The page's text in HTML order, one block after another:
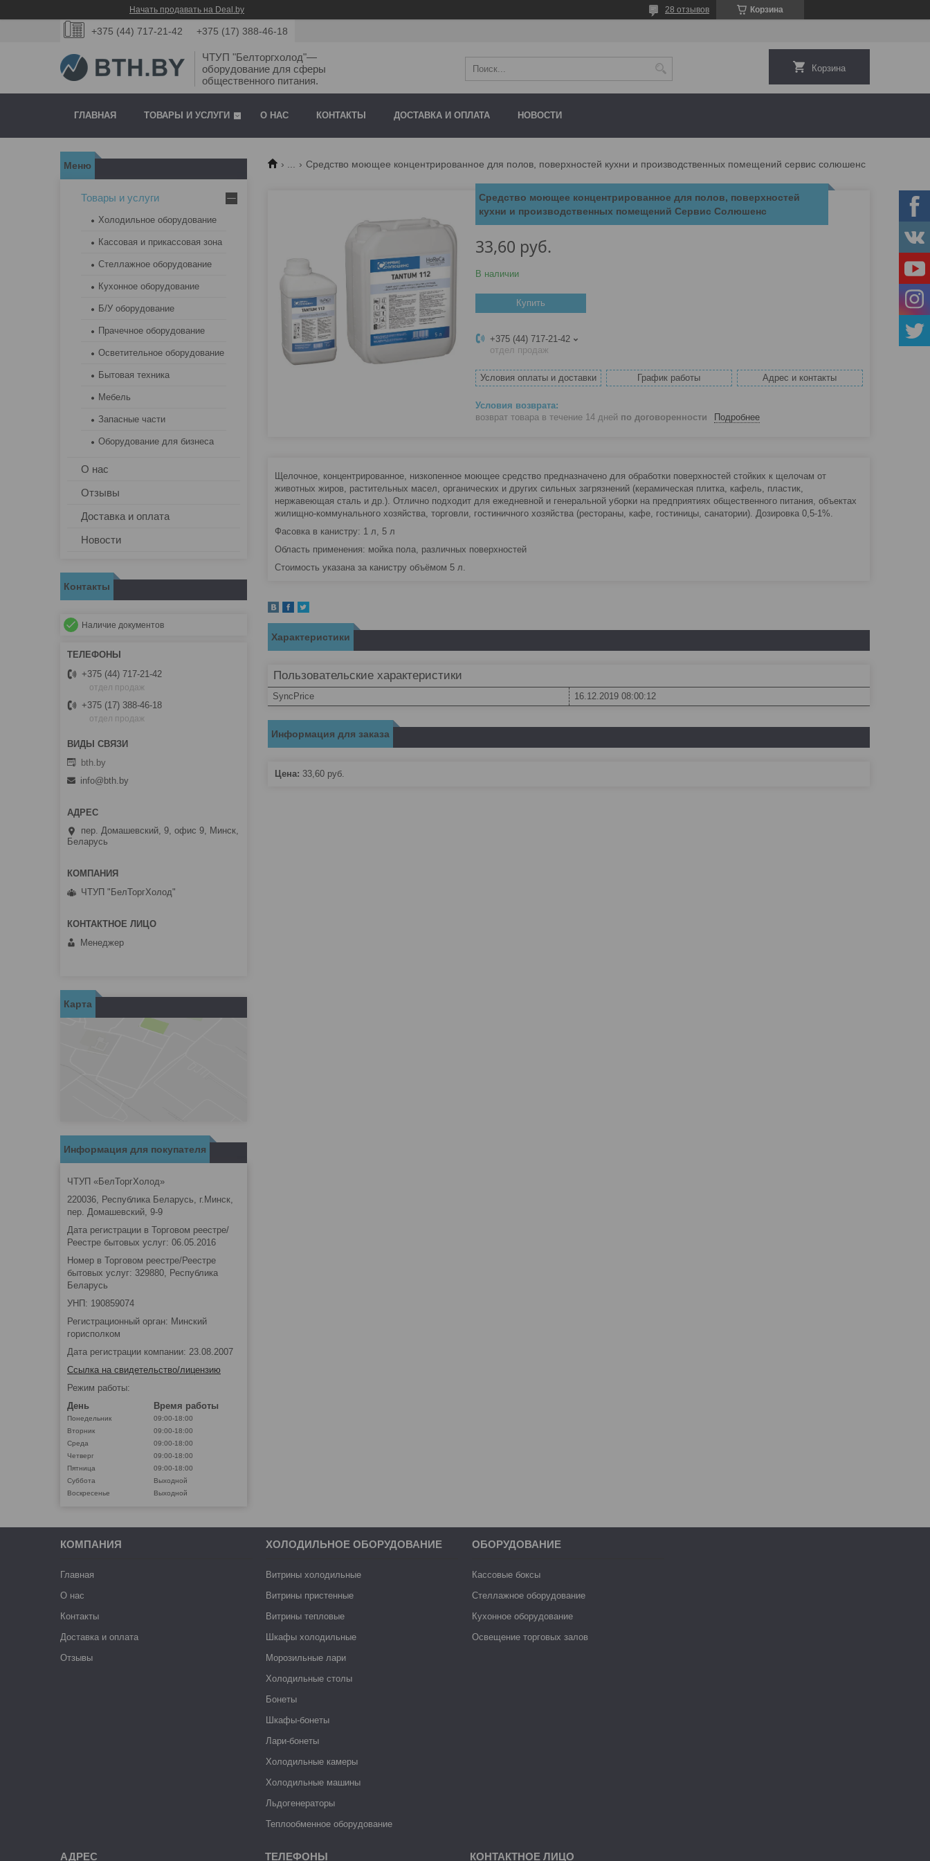
Начать продавать на Deal.by Корзина
28 отзывов
+375 (44) 717-21-42 +375 (17) 388-46-18
ЧТУП "Белторгхолод"—
оборудование для сферы
общественного питания.
Корзина
ГЛАВНАЯ ТОВАРЫ И УСЛУГИ О НАС КОНТАКТЫ ДОСТАВКА И ОПЛАТА НОВОСТИ
... Средство моющее концентрированное для полов, поверхностей кухни и производственных помещений сервис солюшенс
Средство моющее концентрированное для полов, поверхностей
кухни и производственных помещений Сервис Солюшенс
33,60 руб.
В наличии
Купить
+375 (44) 717-21-42
отдел продаж
Условия оплаты и доставки График работы Адрес и контакты
возврат товара в течение 14 дней по договоренности Подробнее
Щелочное, концентрированное, низкопенное моющее средство предназначено для обработки поверхностей стойких к щелочам от
животных жиров, растительных масел, органических и других сильных загрязнений (керамическая плитка, кафель, пластик,
нержавеющая сталь и др.). Отлично подходит для ежедневной и генеральной уборки на предприятиях общественного питания, объектах
жилищно-коммунального хозяйства, торговли, гостиничного хозяйства (рестораны, кафе, гостиницы, санатории). Дозировка 0,5-1%.
Фасовка в канистру: 1 л, 5 л
Область применения: мойка пола, различных поверхностей
Стоимость указана за канистру объёмом 5 л.
Характеристики
Пользовательские характеристики
SyncPrice 16.12.2019 08:00:12
Информация для заказа
Цена: 33,60 руб.
Товары и услуги
Холодильное оборудование
Кассовая и прикассовая зона
Стеллажное оборудование
Кухонное оборудование
Б/У оборудование
Прачечное оборудование
Осветительное оборудование
Бытовая техника
Мебель
Запасные части
Оборудование для бизнеса
О нас
Отзывы
Доставка и оплата
Новости
Контакты
Наличие документов
+375 (44) 717-21-42
отдел продаж
+375 (17) 388-46-18
отдел продаж
bth.by
info@bth.by
пер. Домашевский, 9, офис 9, Минск,
Беларусь
ЧТУП "БелТоргХолод"
Менеджер
Карта
Информация для покупателя
ЧТУП «БелТоргХолод»
220036, Республика Беларусь, г.Минск,
пер. Домашевский, 9-9
Дата регистрации в Торговом реестре/
Реестре бытовых услуг: 06.05.2016
Номер в Торговом реестре/Реестре
бытовых услуг: 329880, Республика
Беларусь
УНП: 190859074
Регистрационный орган: Минский
горисполком
Дата регистрации компании: 23.08.2007
Ссылка на свидетельство/лицензию
Режим работы:
День
Время работы
Понедельник
09:00-18:00
Вторник
09:00-18:00
Среда
09:00-18:00
Четверг
09:00-18:00
Пятница
09:00-18:00
Суббота
Выходной
Воскресенье
Выходной
КОМПАНИЯ
Главная
О нас
Контакты
Доставка и оплата
Отзывы
ХОЛОДИЛЬНОЕ ОБОРУДОВАНИЕ
Витрины холодильные
Витрины пристенные
Витрины тепловые
Шкафы холодильные
Морозильные лари
Холодильные столы
Бонеты
Шкафы-бонеты
Лари-бонеты
Холодильные камеры
Холодильные машины
Льдогенераторы
Теплообменное оборудование
ОБОРУДОВАНИЕ
Кассовые боксы
Стеллажное оборудование
Кухонное оборудование
Освещение торговых залов